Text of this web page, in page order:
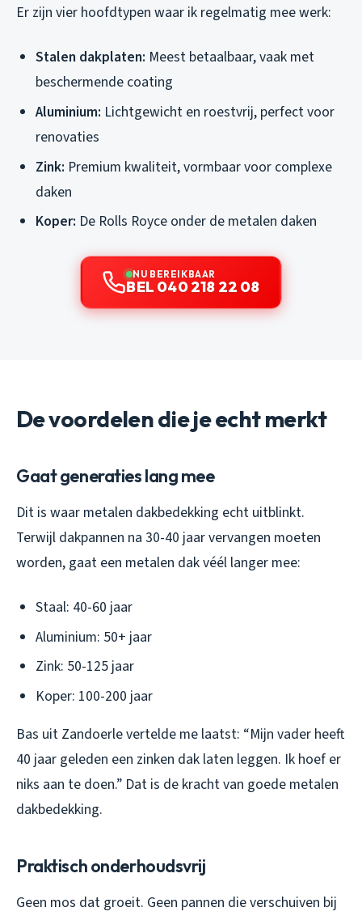
Er zijn vier hoofdtypen waar ik regelmatig mee werk:
Stalen dakplaten: Meest betaalbaar, vaak met
beschermende coating
Aluminium: Lichtgewicht en roestvrij, perfect voor
renovaties
Zink: Premium kwaliteit, vormbaar voor complexe
daken
Koper: De Rolls Royce onder de metalen daken
NU BEREIKBAAR
BEL 040 218 22 08
De voordelen die je echt merkt
Gaat generaties lang mee
Dit is waar metalen dakbedekking echt uitblinkt.
Terwijl dakpannen na 30-40 jaar vervangen moeten
worden, gaat een metalen dak véél langer mee:
Staal: 40-60 jaar
Aluminium: 50+ jaar
Zink: 50-125 jaar
Koper: 100-200 jaar
Bas uit Zandoerle vertelde me laatst: “Mijn vader heeft
40 jaar geleden een zinken dak laten leggen. Ik hoef er
niks aan te doen.” Dat is de kracht van goede metalen
dakbedekking.
Praktisch onderhoudsvrij
Geen mos dat groeit. Geen pannen die verschuiven bij